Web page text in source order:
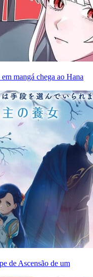
mangá chega ao Hana
de Ascensão de um